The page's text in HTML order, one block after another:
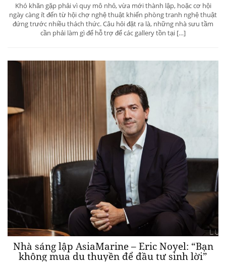
Khó khăn gặp phải vì quy mô nhỏ, vừa mới thành lập, hoặc cơ hội
ngày càng ít đến từ hội chợ nghệ thuật khiến phòng tranh nghệ thuật
đứng trước nhiều thách thức. Câu hỏi đặt ra là, những nhà sưu tầm
cần phải làm gì để hỗ trợ để các gallery tồn tại […]
Nhà sáng lập AsiaMarine – Eric Noyel: “Bạn
không mua du thuyền để đầu tư sinh lời”